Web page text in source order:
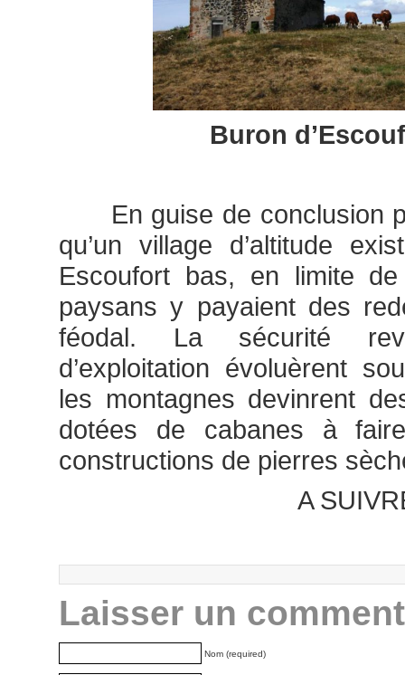
Buron
En guise de conclusion
qu’un village d’altitude
Escoufort bas, en limite
paysans y payaient des
féodal. La sécurité
d’exploitation évoluèrent
les montagnes devinrent
dotées de cabanes à
constructions de pierres
A
Laisser un
Nom (required)